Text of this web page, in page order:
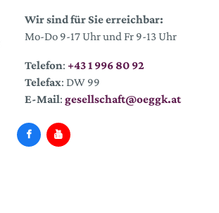
Wir sind für Sie erreichbar:
Mo-Do 9-17 Uhr und Fr 9-13 Uhr
Telefon: +43 1 996 80 92
Telefax: DW 99
E-Mail: gesellschaft@oeggk.at